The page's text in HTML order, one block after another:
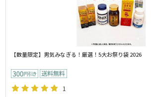
【数量限定】男気みなぎる！厳選！5大お祭り袋 2026
1